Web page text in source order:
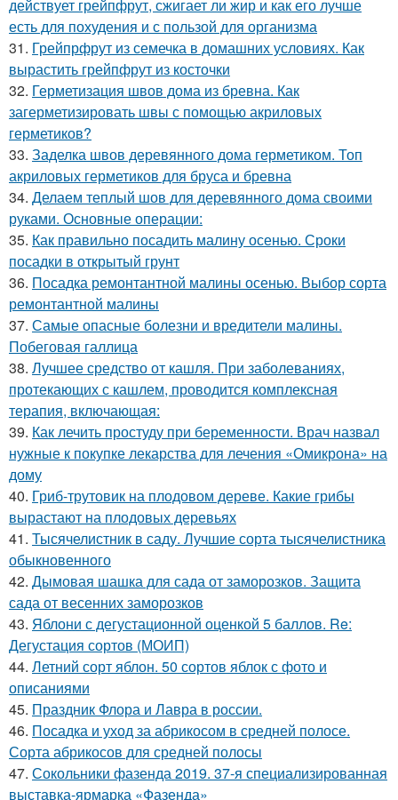
действует грейпфрут, сжигает ли жир и как его лучше
есть для похудения и с пользой для организма
31. Грейпрфрут из семечка в домашних условиях. Как
вырастить грейпфрут из косточки
32. Герметизация швов дома из бревна. Как
загерметизировать швы с помощью акриловых
герметиков?
33. Заделка швов деревянного дома герметиком. Топ
акриловых герметиков для бруса и бревна
34. Делаем теплый шов для деревянного дома своими
руками. Основные операции:
35. Как правильно посадить малину осенью. Сроки
посадки в открытый грунт
36. Посадка ремонтантной малины осенью. Выбор сорта
ремонтантной малины
37. Самые опасные болезни и вредители малины.
Побеговая галлица
38. Лучшее средство от кашля. При заболеваниях,
протекающих с кашлем, проводится комплексная
терапия, включающая:
39. Как лечить простуду при беременности. Врач назвал
нужные к покупке лекарства для лечения «Омикрона» на
дому
40. Гриб-трутовик на плодовом дереве. Какие грибы
вырастают на плодовых деревьях
41. Тысячелистник в саду. Лучшие сорта тысячелистника
обыкновенного
42. Дымовая шашка для сада от заморозков. Защита
сада от весенних заморозков
43. Яблони с дегустационной оценкой 5 баллов. Re:
Дегустация сортов (МОИП)
44. Летний сорт яблон. 50 сортов яблок с фото и
описаниями
45. Праздник Флора и Лавра в россии.
46. Посадка и уход за абрикосом в средней полосе.
Сорта абрикосов для средней полосы
47. Сокольники фазенда 2019. 37-я специализированная
выставка-ярмарка «Фазенда»